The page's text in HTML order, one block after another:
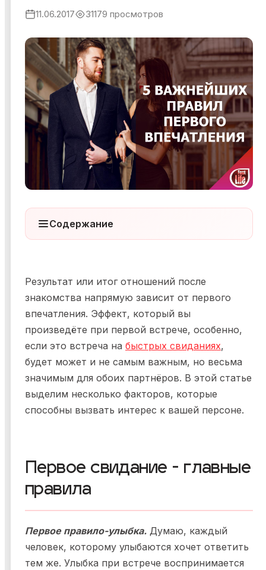
11.06.2017 31179 просмотров
Содержание
Результат или итог отношений после
знакомства напрямую зависит от первого
впечатления. Эффект, который вы
произведёте при первой встрече, особенно,
если это встреча на быстрых свиданиях,
будет может и не самым важным, но весьма
значимым для обоих партнёров. В этой статье
выделим несколько факторов, которые
способны вызвать интерес к вашей персоне.
Первое свидание - главные
правила
Первое правило-улыбка. Думаю, каждый
человек, которому улыбаются хочет ответить
тем же. Улыбка при встрече воспринимается
участия в мероприятиях.
Я ознакомился и согласен сПолитикой
конфиденциальности,Публичной офертой
Правилами
участия в мероприятиях